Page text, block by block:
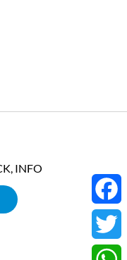
Twitter
INFO